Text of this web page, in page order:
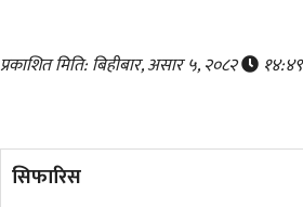
प्रकाशित मिति: बिहीबार, असार ५, २०८२ १४:४९
सिफारिस